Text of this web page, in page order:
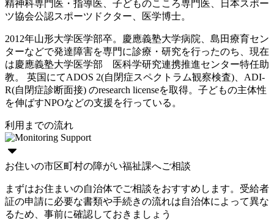
精神科専門医・指導医、子どものこころ専門医、日本スポー
ツ協会公認スポーツドクター、医学博士。
2012年山形大学医学部卒。慶應義塾大学病院、島田療育セン
ターなどで発達障害を専門に診療・研究を行ったのち、現在
は慶應義塾大学医学部 医科学研究連携推進センター特任助
教。 英国にてADOS 2(自閉症スペクトラム観察検査)、ADI-
R(自閉症診断面接) のresearch licenseを取得。子どもの主体性
を伸ばすNPOなどの支援を行っている。
利用までの流れ
お住いの市区町村の障がい福祉課へご相談
まずはお住まいの自治体でご相談をおすすめします。受給者
証の申請に必要な書類や手続きの流れは自治体によって異な
るため、事前に確認しておきましょう